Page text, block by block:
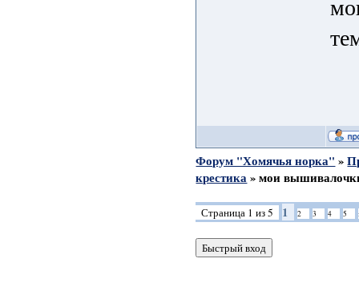
Форум "Хомячья норка" »
крестика » мои
Страница 1 из5 1 2 3 4 5